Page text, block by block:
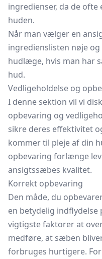
ingredienser, da de
huden.
Når man vælger en
ingredienslisten nøje
hudlæge, hvis man har
hud.
Vedligeholdelse og
I denne sektion vil vi
opbevaring og
sikre deres effektivitet
kommer til pleje af din
opbevaring forlænge
ansigtssæbes kvalitet.
Korrekt opbevaring
Den måde, du
en betydelig indflydelse
vigtigste faktorer at
medføre, at sæben
forbruges hurtigere.